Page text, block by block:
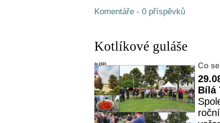
Komentáře - 0 příspěvků
Kotlíkové guláše
Co
Bílá